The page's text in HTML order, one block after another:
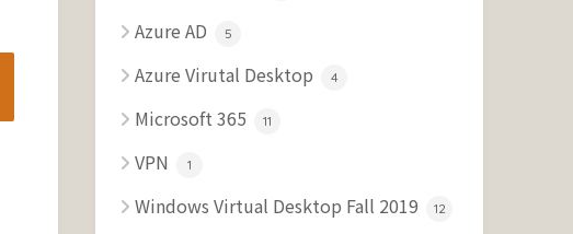
Azure AD 5
Azure Virutal Desktop 4
Microsoft 365 11
VPN 1
Windows Virtual Desktop Fall 2019 12